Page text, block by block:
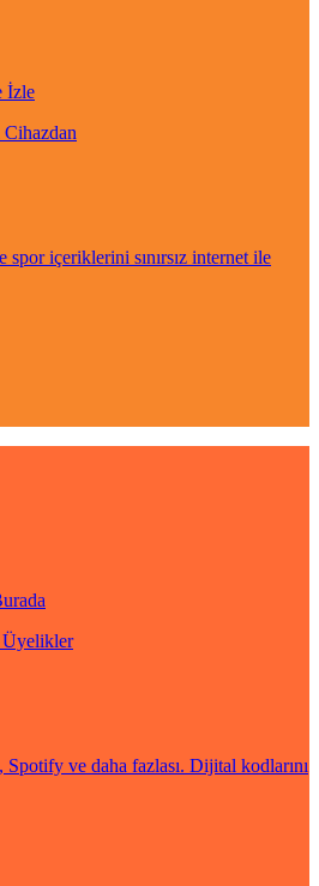
İzle
içeriklerini sınırsız internet ile
ve daha fazlası. Dijital kodlarını